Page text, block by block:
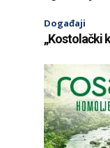
Događaji
„Kostolački